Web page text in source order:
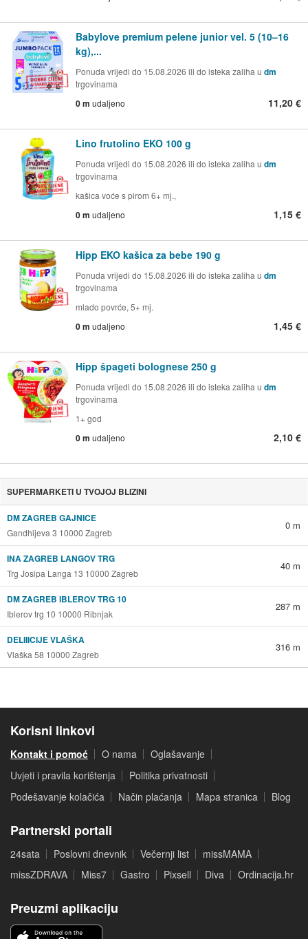
Babylove premium pelene junior vel. 5 (10–16
kg),...
Ponuda vrijedi do 15.08.2026 ili do isteka zaliha u dm
trgovinama
0 m udaljeno 11,20 €
Lino frutolino EKO 100 g
Ponuda vrijedi do 15.08.2026 ili do isteka zaliha u dm
trgovinama
kašica voće s pirom 6+ mj.,
0 m udaljeno 1,15 €
Hipp EKO kašica za bebe 190 g
Ponuda vrijedi do 15.08.2026 ili do isteka zaliha u dm
trgovinama
mlado povrće, 5+ mj.
0 m udaljeno 1,45 €
Hipp špageti bolognese 250 g
Ponuda vrijedi do 15.08.2026 ili do isteka zaliha u dm
trgovinama
1+ god
0 m udaljeno 2,10 €
SUPERMARKETI U TVOJOJ BLIZINI
DM ZAGREB GAJNICE
Gandhijeva 3 10000 Zagreb
0 m
INA ZAGREB LANGOV TRG
Trg Josipa Langa 13 10000 Zagreb
40 m
DM ZAGREB IBLEROV TRG 10
Iblerov trg 10 10000 Ribnjak
287 m
DELIIICIJE VLAŠKA
Vlaška 58 10000 Zagreb
316 m
Korisni linkovi
Kontakt i pomoć O nama
Oglašavanje
Uvjeti i pravila korištenja
Politika privatnosti
Podešavanje kolačića
Način plaćanja Mapa stranica Blog
Partnerski portali
24sata Poslovni dnevnik Večernji list
missMAMA
missZDRAVA
Miss7 Gastro Pixsell Diva Ordinacija.hr
Preuzmi aplikaciju